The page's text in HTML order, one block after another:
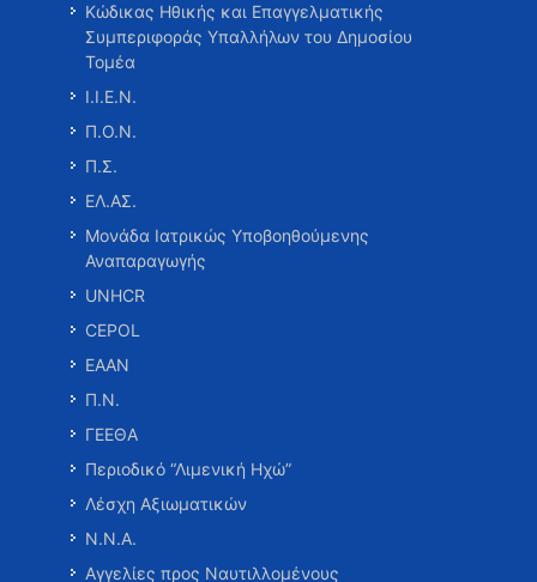
Κώδικας Ηθικής και Επαγγελματικής
Συμπεριφοράς Υπαλλήλων του Δημοσίου
Τομέα
Ι.Ι.Ε.Ν.
Π.Ο.Ν.
Π.Σ.
ΕΛ.ΑΣ.
Μονάδα Ιατρικώς Υποβοηθούμενης
Αναπαραγωγής
UNHCR
CEPOL
ΕΑΑΝ
Π.Ν.
ΓΕΕΘΑ
Περιοδικό “Λιμενική Ηχώ”
Λέσχη Αξιωματικών
Ν.Ν.Α.
Αγγελίες προς Ναυτιλλομένους